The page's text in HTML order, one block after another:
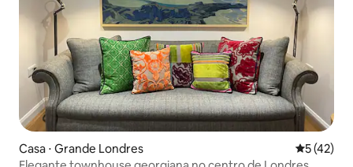
Casa ⋅ Grande Londres 5 de uma
5 (42)